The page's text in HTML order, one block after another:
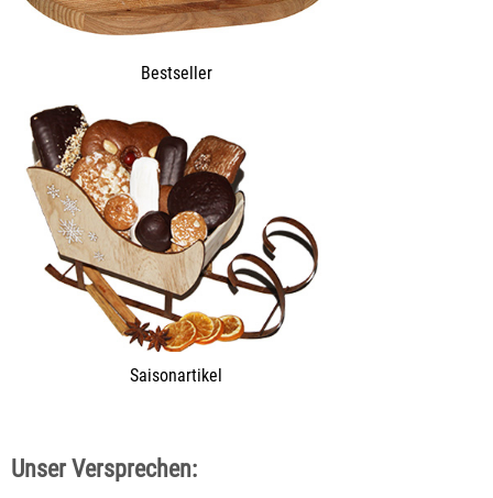
Bestseller
Saisonartikel
Unser Versprechen: